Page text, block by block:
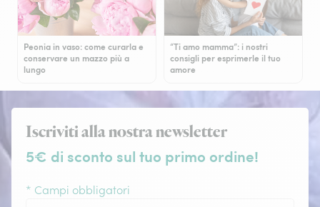
Peonia in vaso: come curarla e
conservare un mazzo più a
lungo
“Ti amo mamma”: i nostri
consigli per esprimerle il tuo
amore
Iscriviti alla nostra newsletter
5€ di sconto sul tuo primo ordine!
* Campi obbligatori